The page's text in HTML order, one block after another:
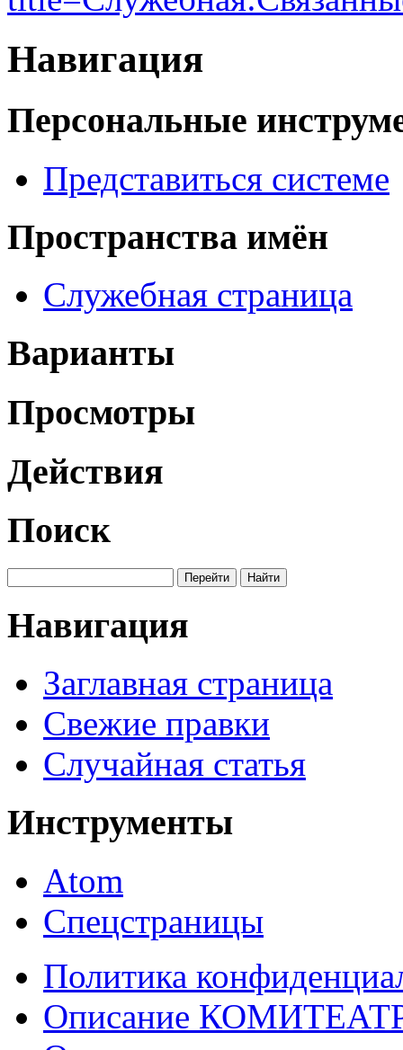
Навигация
Персональные
Представиться системе
Пространства имён
Служебная страница
Варианты
Просмотры
Действия
Поиск
Навигация
Заглавная страница
Свежие правки
Случайная статья
Инструменты
Atom
Спецстраницы
Политика
Описание